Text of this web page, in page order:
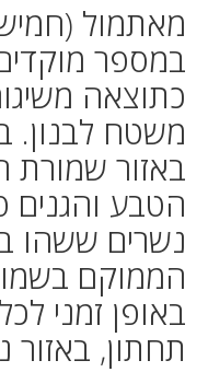
מאתמול
במספר
כתוצאה
משטח לבנון.
באזור
נשרים ששהו
הממוקם
באופן זמני
תחתון, באזור